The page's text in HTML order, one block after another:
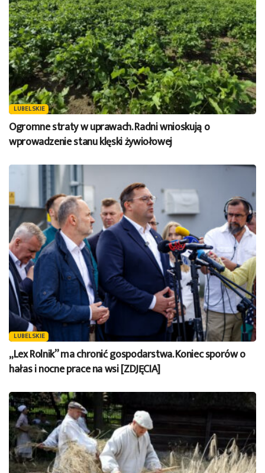
LUBELSKIE
Ogromne straty w uprawach. Radni wnioskują o
wprowadzenie stanu klęski żywiołowej
LUBELSKIE
„Lex Rolnik” ma chronić gospodarstwa. Koniec sporów o
hałas i nocne prace na wsi [ZDJĘCIA]